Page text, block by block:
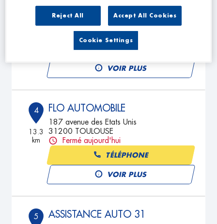
3
11.82
63 ROUTE DU PIBRAC
31700 CORNEBARRIEU
TÉLÉPHONE
VOIR PLUS
4
13.3
km
FLO AUTOMOBILE
187 avenue des Etats Unis
31200 TOULOUSE
Fermé aujourd'hui
TÉLÉPHONE
VOIR PLUS
5 ASSISTANCE AUTO 31
Reject All Accept All Cookies
Cookie Settings